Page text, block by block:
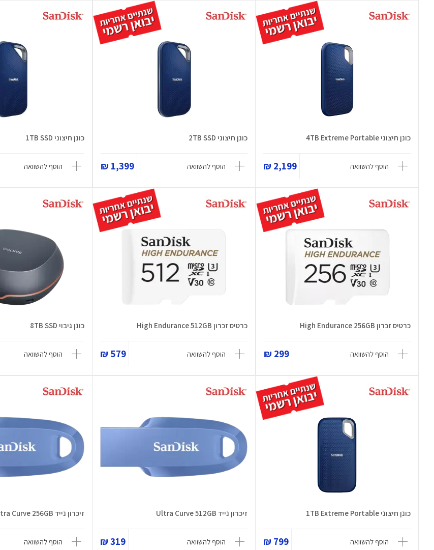
כונן חיצוני 4TB Extreme Portable
הוסף להשוואה 2,199 ₪
כונן חיצוני 2TB SSD
הוסף להשוואה 1,399 ₪
כונן חיצוני 1TB SSD
הוסף להשוואה
כרטיס זכרון High Endurance 256GB
הוסף להשוואה 299 ₪
כרטיס זכרון High Endurance 512GB
הוסף להשוואה 579 ₪
כונן גיבוי 8TB SSD
הוסף להשוואה
כונן חיצוני 1TB Extreme Portable
הוסף להשוואה 799 ₪
זיכרון נייד Ultra Curve 512GB
הוסף להשוואה 319 ₪
זיכרון נייד Ultra Curve 256GB
הוסף להשוואה